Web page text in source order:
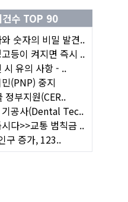
건수 TOP 90
숫자의 비밀 발견..
등이 켜지면 즉시 ..
시 유의 사항 - ..
(PNP) 중지
정부지원(CER..
기공사(Dental Tec..
다>>교통 범칙금 ..
구 증가, 123..